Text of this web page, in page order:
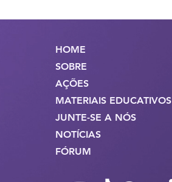
HOME
SOBRE
AÇÕES
MATERIAIS EDUCATIVOS
JUNTE-SE A NÓS
NOTÍCIAS
FÓRUM